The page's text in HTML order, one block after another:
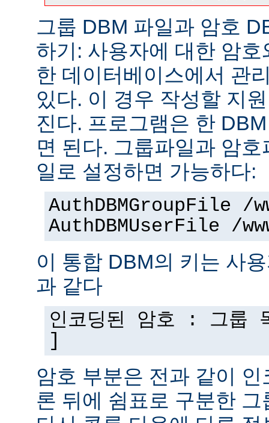
그룹 DBM 파일과 암호
하기: 사용자에 대한 암
한 데이터베이스에서 관
있다. 이 경우 작성할 지
진다. 프로그램은 한
면 된다. 그룹파일과 암
일로 설정하면 가능하다:
AuthDBMGroupFile /
AuthDBMUserFile /
이 통합 DBM의 키는 사
과 같다
인코딩된 암호 : 그
]
암호 부분은 전과 같이
론 뒤에 쉼표로 구분한